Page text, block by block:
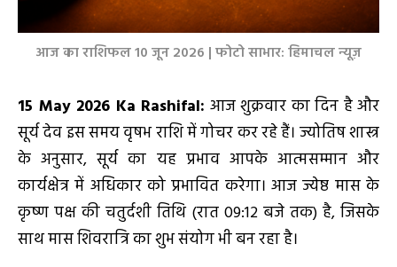
आज का राशिफल 10 जून 2026 | फोटो साभार: हिमाचल न्यूज़
15 May 2026 Ka Rashifal: आज शुक्रवार का दिन है और
सूर्य देव इस समय वृषभ राशि में गोचर कर रहे हैं। ज्योतिष शास्त्र
के अनुसार, सूर्य का यह प्रभाव आपके आत्मसम्मान और
कार्यक्षेत्र में अधिकार को प्रभावित करेगा। आज ज्येष्ठ मास के
कृष्ण पक्ष की चतुर्दशी तिथि (रात 09:12 बजे तक) है, जिसके
साथ मास शिवरात्रि का शुभ संयोग भी बन रहा है।